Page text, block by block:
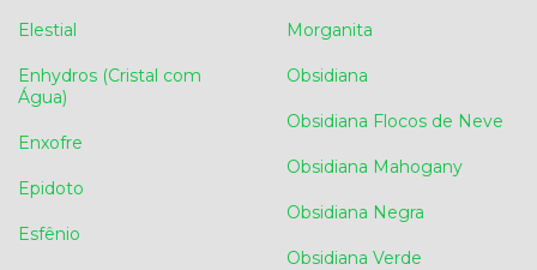
Elestial
Enhydros (Cristal com
Água)
Enxofre
Epidoto
Esfênio
Morganita
Obsidiana
Obsidiana Flocos de Neve
Obsidiana Mahogany
Obsidiana Negra
Obsidiana Verde